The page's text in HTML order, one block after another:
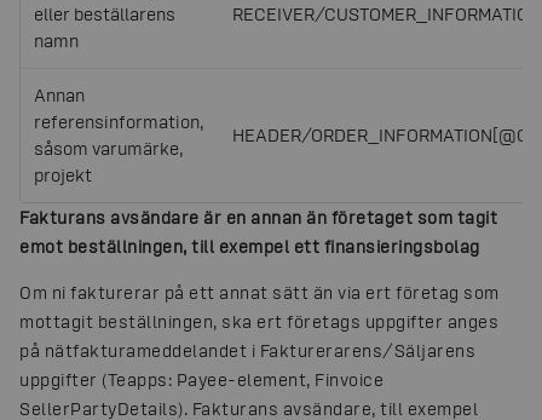
eller beställarens
namn
RECEIVER/
Annan
referensinformation,
såsom varumärke,
projekt
HEADER/ORDER_INFORMATION
Fakturans avsändare är en annan än företaget som tagit
emot beställningen, till exempel ett finansieringsbolag
Om ni fakturerar på ett annat sätt än via ert företag som
mottagit beställningen, ska ert företags uppgifter anges
på nätfakturameddelandet i Fakturerarens/Säljarens
uppgifter (Teapps: Payee-element, Finvoice
SellerPartyDetails). Fakturans avsändare, till exempel